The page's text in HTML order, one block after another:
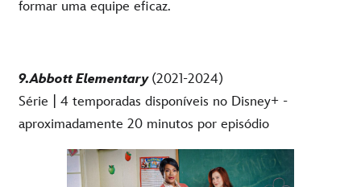
formar uma equipe eficaz.
9.Abbott Elementary (2021-2024)
Série | 4 temporadas disponíveis no Disney+ -
aproximadamente 20 minutos por episódio